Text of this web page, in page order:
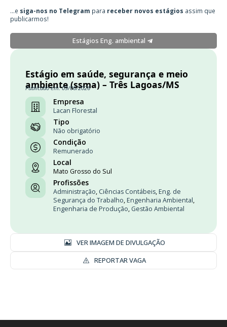
...e siga-nos no Telegram para receber novos estágios assim que
publicarmos!
Estágios Eng. ambiental
Estágio em saúde, segurança e meio
ambiente (ssma) – Três Lagoas/MS
Publicado em: 09/06/2026
Empresa
Lacan Florestal
Tipo
Não obrigatório
Condição
Remunerado
Local
Mato Grosso do Sul
Profissões
Administração, Ciências Contábeis, Eng. de
Segurança do Trabalho, Engenharia Ambiental,
Engenharia de Produção, Gestão Ambiental
VER IMAGEM DE DIVULGAÇÃO
REPORTAR VAGA